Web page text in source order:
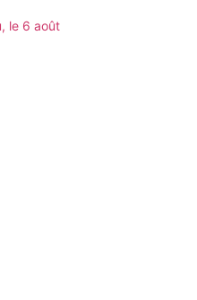
le 6 août